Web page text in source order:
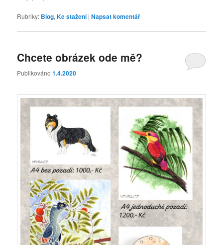
Rubriky: Blog,Ke stažení |Napsat komentář
Chcete obrázek ode mě?
Publikováno1.4.2020